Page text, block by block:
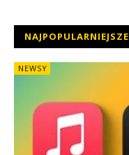
NAJPOPULARNIEJSZE
NEWSY